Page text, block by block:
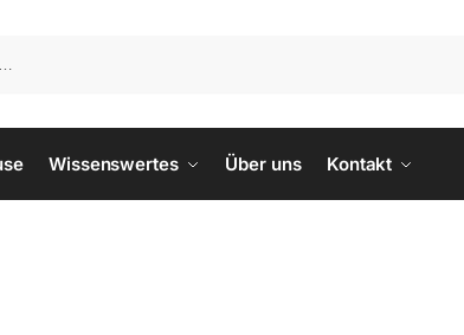
Wissenswertes Über uns Kontakt